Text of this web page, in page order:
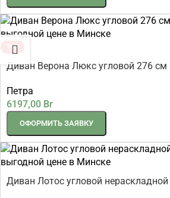
ТОП
Диван Верона Люкс угловой 276 см
Петра
6197,00 Br
ОФОРМИТЬ ЗАЯВКУ
Диван Лотос угловой